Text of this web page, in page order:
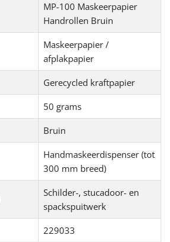
MP-100 Maskeerpapier
Handrollen Bruin
Maskeerpapier /
afplakpapier
Gerecycled kraftpapier
50 grams
Bruin
Handmaskeerdispenser (tot
300 mm breed)
Schilder-, stucadoor- en
spackspuitwerk
229033